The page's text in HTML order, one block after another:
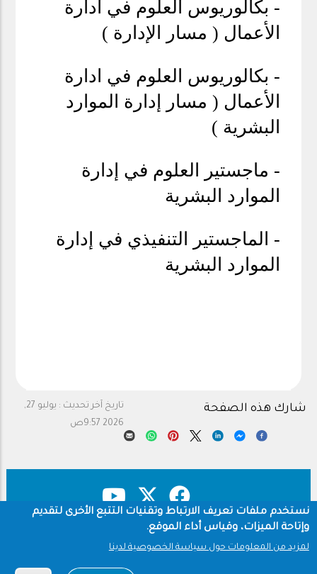
- بكالوريوس العلوم في ادارة
الأعمال ( مسار الإدارة )
- بكالوريوس العلوم في ادارة
الأعمال ( مسار إدارة الموارد
البشرية )
- ماجستير العلوم في إدارة
الموارد البشرية
- الماجستير التنفيذي في إدارة
الموارد البشرية
تاريخ آخر تحديث :
يوليو 27,
2026 9:57ص
شارك هذه الصفحة
Footer
نستخدم ملفات تعريف الارتباط وتقنيات التتبع الأخرى لتقديم
وإتاحة الميزات، وقياس أداء الموقع.
لمزيد من المعلومات حول سياسة الخصوصية لدينا